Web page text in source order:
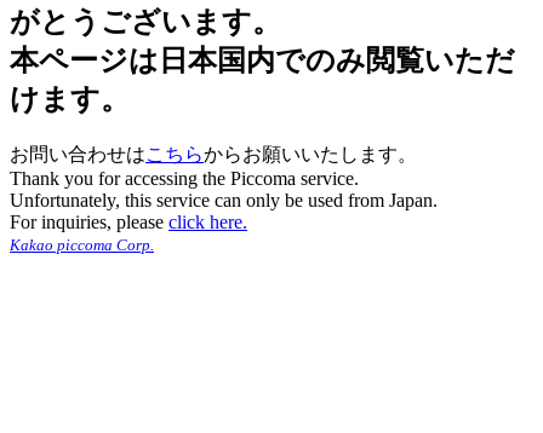
がとうございます。
本ページは日本国内でのみ閲覧いただ
けます。
お問い合わせはこちらからお願いいたします。
Thank you for accessing the Piccoma service.
Unfortunately, this service can only be used from Japan.
For inquiries, please click here.
Kakao piccoma Corp.